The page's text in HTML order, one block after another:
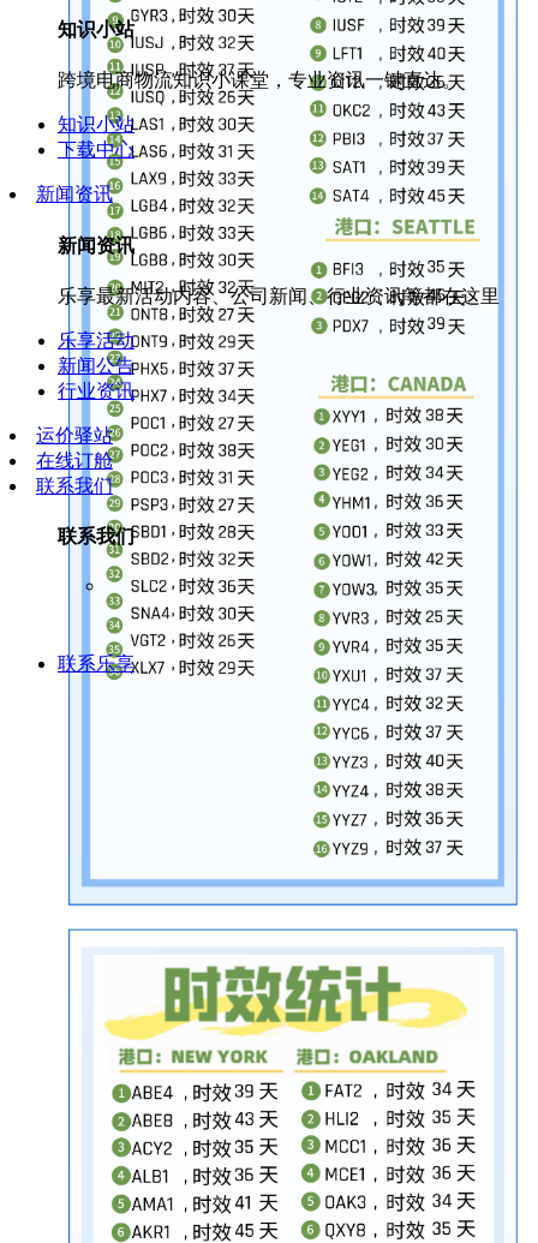
知识小站
跨境电商物流知识小课堂，专业资讯一键直达。
知识小站
下载中心
新闻资讯
新闻资讯
乐享最新活动内容、公司新闻、行业资讯等都在这里
乐享活动
新闻公告
行业资讯
运价驿站
在线订舱
联系我们
联系我们
联系乐享